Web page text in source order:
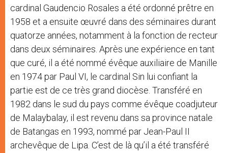
cardinal Gaudencio Rosales a été ordonné prêtre en
1958 et a ensuite œuvré dans des séminaires durant
quatorze années, notamment à la fonction de recteur
dans deux séminaires. Après une expérience en tant
que curé, il a été nommé évêque auxiliaire de Manille
en 1974 par Paul VI, le cardinal Sin lui confiant la
partie est de ce très grand diocèse. Transféré en
1982 dans le sud du pays comme évêque coadjuteur
de Malaybalay, il est revenu dans sa province natale
de Batangas en 1993, nommé par Jean-Paul II
archevêque de Lipa. C’est de là qu’il a été transféré